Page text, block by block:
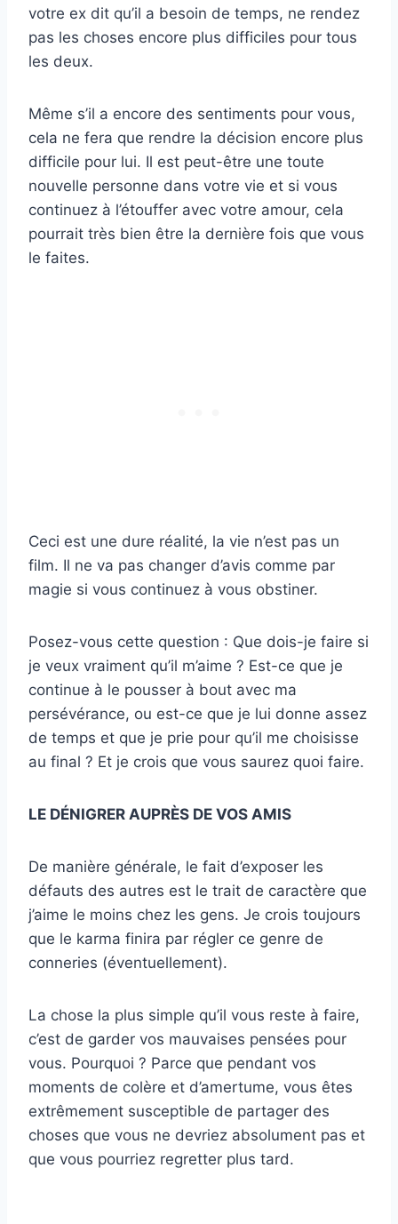
votre ex dit qu’il a besoin de temps, ne rendez
pas les choses encore plus difficiles pour tous
les deux.
Même s’il a encore des sentiments pour vous,
cela ne fera que rendre la décision encore plus
difficile pour lui. Il est peut-être une toute
nouvelle personne dans votre vie et si vous
continuez à l’étouffer avec votre amour, cela
pourrait très bien être la dernière fois que vous
le faites.
Ceci est une dure réalité, la vie n’est pas un
film. Il ne va pas changer d’avis comme par
magie si vous continuez à vous obstiner.
Posez-vous cette question : Que dois-je faire si
je veux vraiment qu’il m’aime ? Est-ce que je
continue à le pousser à bout avec ma
persévérance, ou est-ce que je lui donne assez
de temps et que je prie pour qu’il me choisisse
au final ? Et je crois que vous saurez quoi faire.
LE DÉNIGRER AUPRÈS DE VOS AMIS
De manière générale, le fait d’exposer les
défauts des autres est le trait de caractère que
j’aime le moins chez les gens. Je crois toujours
que le karma finira par régler ce genre de
conneries (éventuellement).
La chose la plus simple qu’il vous reste à faire,
c’est de garder vos mauvaises pensées pour
vous. Pourquoi ? Parce que pendant vos
moments de colère et d’amertume, vous êtes
extrêmement susceptible de partager des
choses que vous ne devriez absolument pas et
que vous pourriez regretter plus tard.